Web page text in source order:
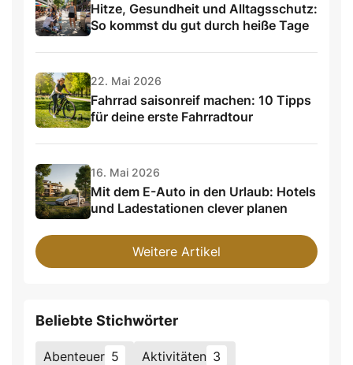
Hitze, Gesundheit und Alltagsschutz:
So kommst du gut durch heiße Tage
22. Mai 2026
Fahrrad saisonreif machen: 10 Tipps
für deine erste Fahrradtour
16. Mai 2026
Mit dem E-Auto in den Urlaub: Hotels
und Ladestationen clever planen
Weitere Artikel
Beliebte Stichwörter
Abenteuer 5 Aktivitäten 3